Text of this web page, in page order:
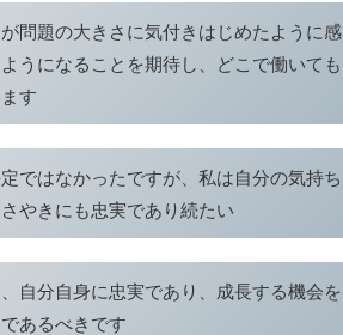
問題の大きさに気付きはじめたように感
うになることを期待し、どこで働いても
す
ではなかったですが、私は自分の気持ち
やきにも忠実であり続たい
自分自身に忠実であり、成長する機会を
あるべきです